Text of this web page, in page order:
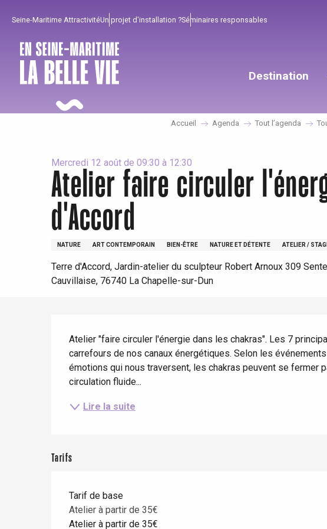
principal
Seine-Maritime AttractivitéUn projet d'installation ?Séminaires responsables
Destination
Dieppe
Pour profiter
Tout l'agenda
Eté
Quand il pleut
Incontournables
Lieux branchés
Meilleurs brunch
Restaurants avec vue
Bien de chez nous !
Séjours en bord de
Séjours en train
Accueil Agenda Tout l’agenda
Mercredi 12 août de 09:30 à 12:30
Atelier faire circuler
d'Accord
NATURE ART CONTEMPORAIN BIEN-ÊTRE NATURE ET DÉTENTE ATELIER /
Terre d'Accord, Jardin-atelier du sculpteur Robert Arnoux 309 Sente
Cauvillaise, 76740 La Chapelle-sur-Dun
Description
Atelier "faire circuler l'énergie dans les chakras". Les 7
carrefours de nos canaux énergétiques. Selon les
émotions qui nous traversent, les chakras peuvent se fermer
circulation fluide...
Lire la suite
Tarifs
Tarif de base
Atelier à partir de 35€
Atelier à partir de 35€